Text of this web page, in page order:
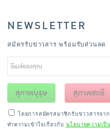
NEWSLETTER
สมัครรับข่าวสาร พร้อมรับส่วนลด
สุภาพบุรุษ สุภาพสตรี
โดยการสมัครสมาชิกรับข่าวสารจา
ทำความเข้าใจเกี่ยวกับ นโยบายความเป็